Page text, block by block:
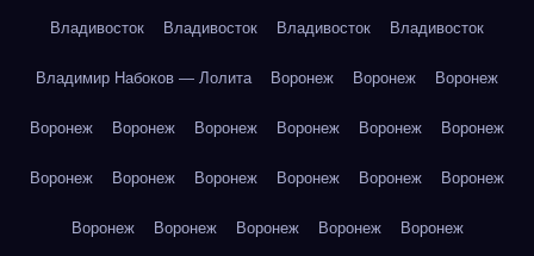
Владивосток Владивосток Владивосток Владивосток
Владимир Набоков — Лолита Воронеж Воронеж Воронеж
Воронеж Воронеж Воронеж Воронеж Воронеж Воронеж
Воронеж Воронеж Воронеж Воронеж Воронеж Воронеж
Воронеж Воронеж Воронеж Воронеж Воронеж